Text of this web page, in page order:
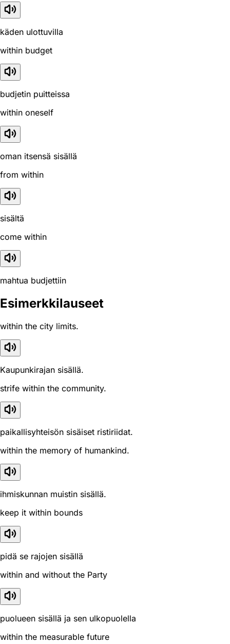
käden ulottuvilla
within budget
budjetin puitteissa
within oneself
oman itsensä sisällä
from within
sisältä
come within
mahtua budjettiin
Esimerkkilauseet
within the city limits.
Kaupunkirajan sisällä.
strife within the community.
paikallisyhteisön sisäiset ristiriidat.
within the memory of humankind.
ihmiskunnan muistin sisällä.
keep it within bounds
pidä se rajojen sisällä
within and without the Party
puolueen sisällä ja sen ulkopuolella
within the measurable future